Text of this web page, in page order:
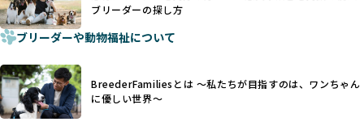
ています。
一部の営利優先のブリーディングでは、母犬の出産負担を考
えずに大量繁殖が行われ、親犬が心身ともに疲弊するケース
が見られます。さらに、コストカットのために食事を減らし
たり、栄養のない食事を与える、適切な健康管理が行われな
いなど、ワンちゃんの健康と福祉が犠牲にされることも少な
犬種ごとに異なる健康リスクや育て方のポイントを理解し、
適切に対応するためには、深い知識と豊富な経験が欠かせま
せん。現在、犬種は200種類以上あり、それぞれに特有の健康
たとえば、パグは呼吸器系のトラブルを抱えやすく、ラブラ
ドール・レトリバーには股関節形成不全への注意が必要で
す。このような犬種ごとの違いを熟知し、適切なケアを提供
ブリーダーの探し方
ブリーダーや動物福祉について
BreederFamiliesとは 〜私たちが目指すのは、ワンちゃん
に優しい世界〜